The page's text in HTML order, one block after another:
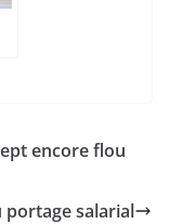
encore flou
portage salarial